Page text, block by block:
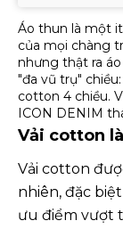
Áo thun là một
của mọi chàng
nhưng thật ra
"đa vũ trụ"
cotton 4 chiều.
ICON DENIM
Vải cotton
Vải cotton
nhiên, đặc
ưu điểm vượt